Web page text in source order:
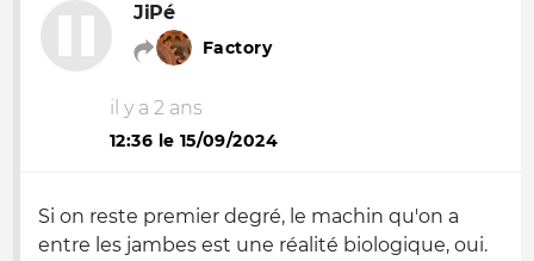
JiPé
Factory
il y a 2 ans
12:36 le 15/09/2024
Si on reste premier degré, le machin qu'on a
entre les jambes est une réalité biologique, oui.